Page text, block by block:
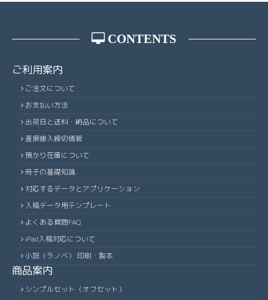
CONTENTS
ご利用案内
ご注文について
お支払い方法
出荷日と送料・納品について
直接搬入締切情報
預かり在庫について
冊子の基礎知識
対応するデータとアプリケーション
入稿データ用テンプレート
よくある質問FAQ
iPad入稿対応について
小説（ラノベ） 印刷・製本
商品案内
シンプルセット（オフセット）